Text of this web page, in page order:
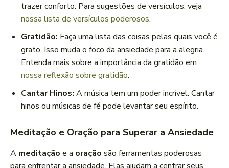
trazer conforto. Para sugestões de versículos, veja
nossa lista de versículos poderosos.
Gratidão: Faça uma lista das coisas pelas quais você é
grato. Isso muda o foco da ansiedade para a alegria.
Entenda mais sobre a importância da gratidão em
nossa reflexão sobre gratidão.
Cantar Hinos: A música tem um poder incrível. Cantar
hinos ou músicas de fé pode levantar seu espírito.
Meditação e Oração para Superar a Ansiedade
A meditação e a oração são ferramentas poderosas